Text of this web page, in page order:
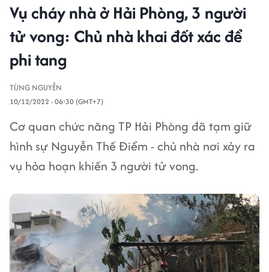
Vụ cháy nhà ở Hải Phòng, 3 người
tử vong: Chủ nhà khai đốt xác để
phi tang
TÙNG NGUYỄN
10/12/2022 - 06:30 (GMT+7)
Cơ quan chức năng TP Hải Phòng đã tạm giữ
hình sự Nguyễn Thế Điểm - chủ nhà nơi xảy ra
vụ hỏa hoạn khiến 3 người tử vong.